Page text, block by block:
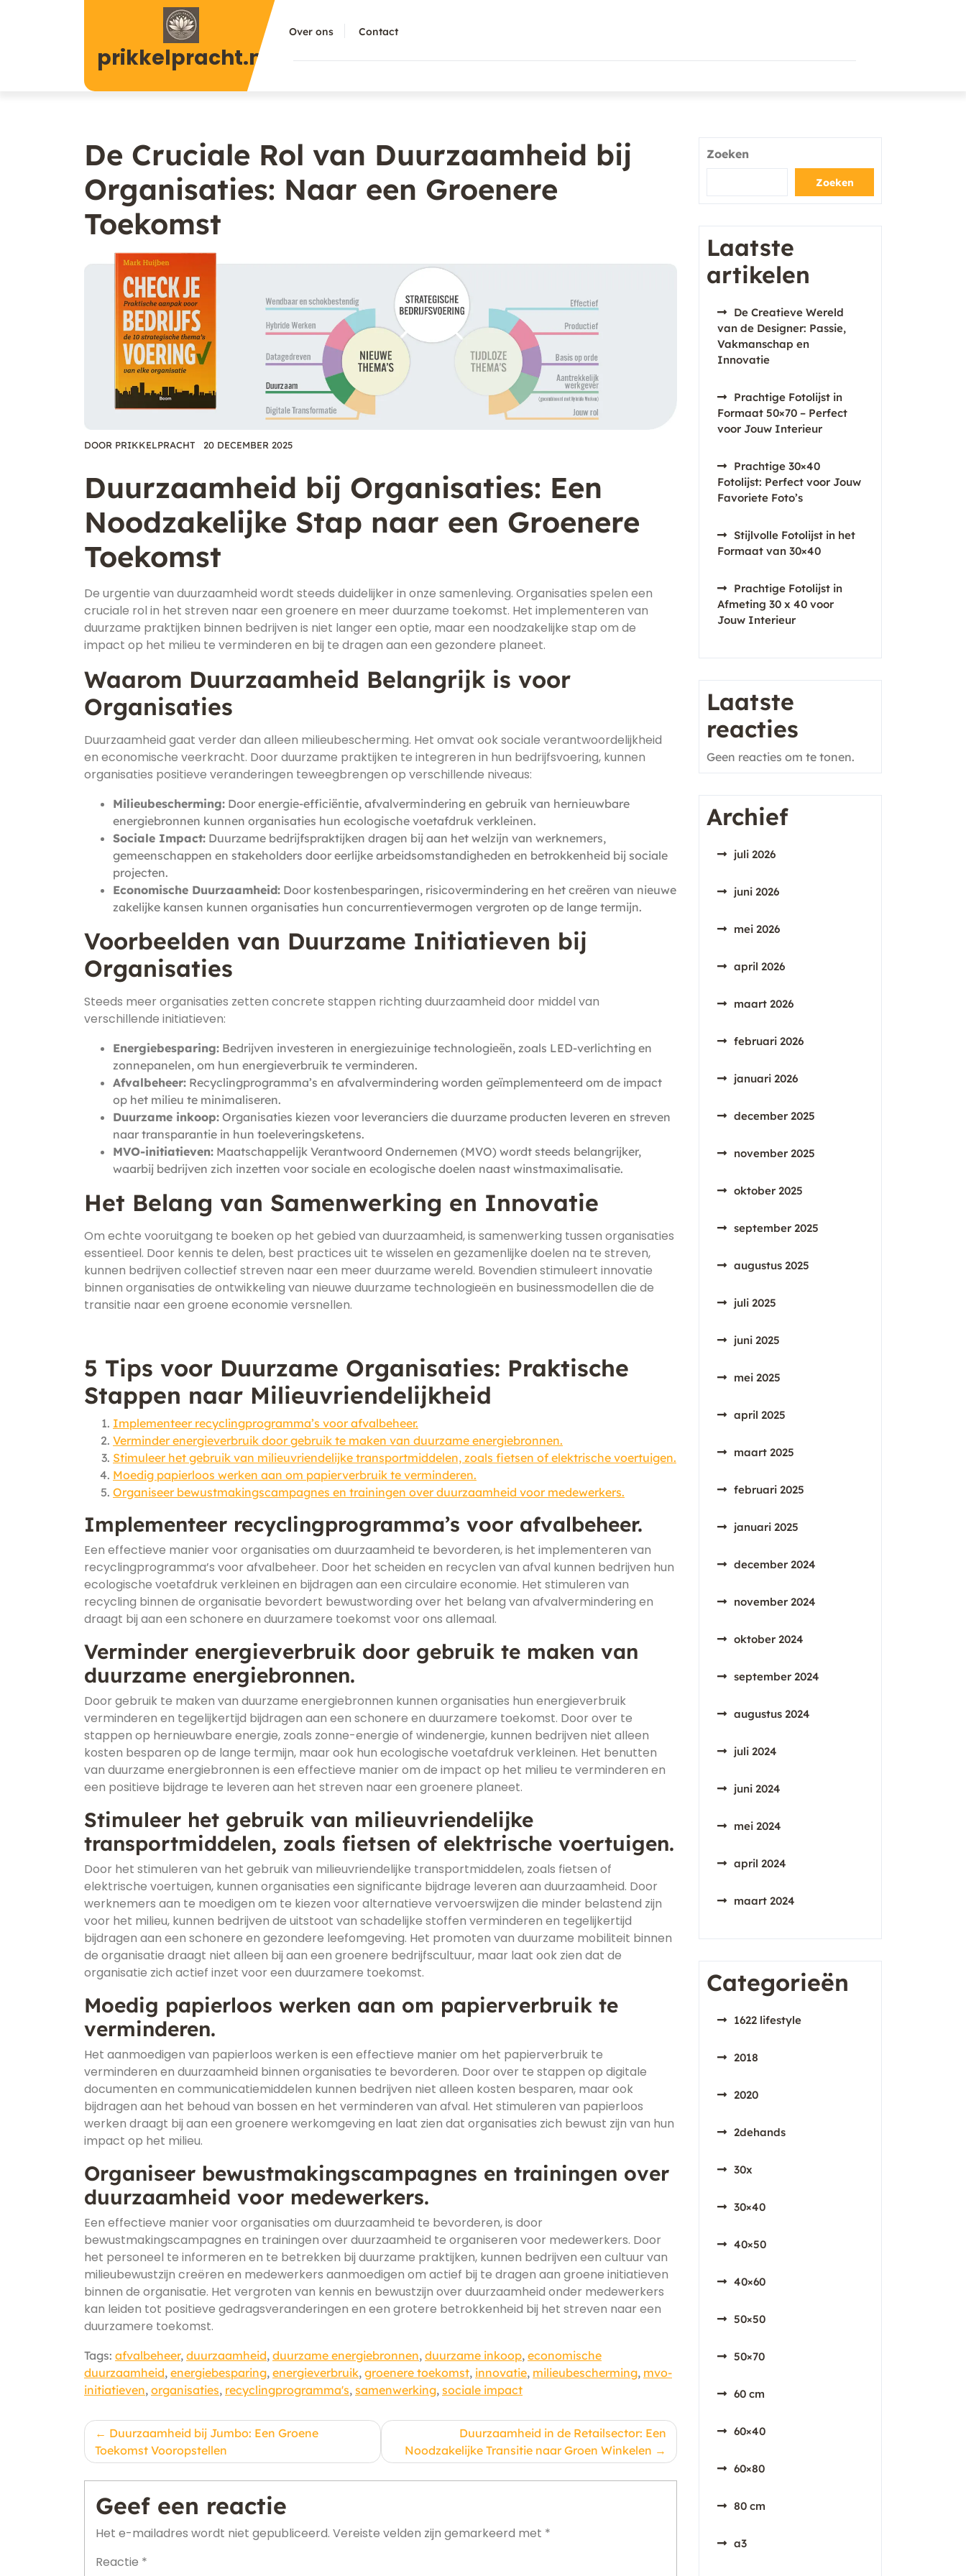
prikkelpracht.nl
Over ons Contact
De Cruciale Rol van Duurzaamheid bij
Organisaties: Naar een Groenere
Toekomst
DOOR PRIKKELPRACHT 20 DECEMBER 2025
Duurzaamheid bij Organisaties: Een
Noodzakelijke Stap naar een Groenere
Toekomst
De urgentie van duurzaamheid wordt steeds duidelijker in onze samenleving. Organisaties spelen een
cruciale rol in het streven naar een groenere en meer duurzame toekomst. Het implementeren van
duurzame praktijken binnen bedrijven is niet langer een optie, maar een noodzakelijke stap om de
impact op het milieu te verminderen en bij te dragen aan een gezondere planeet.
Waarom Duurzaamheid Belangrijk is voor
Organisaties
Duurzaamheid gaat verder dan alleen milieubescherming. Het omvat ook sociale verantwoordelijkheid
en economische veerkracht. Door duurzame praktijken te integreren in hun bedrijfsvoering, kunnen
organisaties positieve veranderingen teweegbrengen op verschillende niveaus:
Milieubescherming: Door energie-efficiëntie, afvalvermindering en gebruik van hernieuwbare
energiebronnen kunnen organisaties hun ecologische voetafdruk verkleinen.
Sociale Impact: Duurzame bedrijfspraktijken dragen bij aan het welzijn van werknemers,
gemeenschappen en stakeholders door eerlijke arbeidsomstandigheden en betrokkenheid bij sociale
projecten.
Economische Duurzaamheid: Door kostenbesparingen, risicovermindering en het creëren van nieuwe
zakelijke kansen kunnen organisaties hun concurrentievermogen vergroten op de lange termijn.
Voorbeelden van Duurzame Initiatieven bij
Organisaties
Steeds meer organisaties zetten concrete stappen richting duurzaamheid door middel van
verschillende initiatieven:
Energiebesparing: Bedrijven investeren in energiezuinige technologieën, zoals LED-verlichting en
zonnepanelen, om hun energieverbruik te verminderen.
Afvalbeheer: Recyclingprogramma’s en afvalvermindering worden geïmplementeerd om de impact
op het milieu te minimaliseren.
Duurzame inkoop: Organisaties kiezen voor leveranciers die duurzame producten leveren en streven
naar transparantie in hun toeleveringsketens.
MVO-initiatieven: Maatschappelijk Verantwoord Ondernemen (MVO) wordt steeds belangrijker,
waarbij bedrijven zich inzetten voor sociale en ecologische doelen naast winstmaximalisatie.
Het Belang van Samenwerking en Innovatie
Om echte vooruitgang te boeken op het gebied van duurzaamheid, is samenwerking tussen organisaties
essentieel. Door kennis te delen, best practices uit te wisselen en gezamenlijke doelen na te streven,
kunnen bedrijven collectief streven naar een meer duurzame wereld. Bovendien stimuleert innovatie
binnen organisaties de ontwikkeling van nieuwe duurzame technologieën en businessmodellen die de
transitie naar een groene economie versnellen.
5 Tips voor Duurzame Organisaties: Praktische
Stappen naar Milieuvriendelijkheid
Implementeer recyclingprogramma’s voor afvalbeheer.
Verminder energieverbruik door gebruik te maken van duurzame energiebronnen.
Stimuleer het gebruik van milieuvriendelijke transportmiddelen, zoals fietsen of elektrische voertuigen.
Moedig papierloos werken aan om papierverbruik te verminderen.
Organiseer bewustmakingscampagnes en trainingen over duurzaamheid voor medewerkers.
Implementeer recyclingprogramma’s voor afvalbeheer.
Een effectieve manier voor organisaties om duurzaamheid te bevorderen, is het implementeren van
recyclingprogramma’s voor afvalbeheer. Door het scheiden en recyclen van afval kunnen bedrijven hun
ecologische voetafdruk verkleinen en bijdragen aan een circulaire economie. Het stimuleren van
recycling binnen de organisatie bevordert bewustwording over het belang van afvalvermindering en
draagt bij aan een schonere en duurzamere toekomst voor ons allemaal.
Verminder energieverbruik door gebruik te maken van
duurzame energiebronnen.
Door gebruik te maken van duurzame energiebronnen kunnen organisaties hun energieverbruik
verminderen en tegelijkertijd bijdragen aan een schonere en duurzamere toekomst. Door over te
stappen op hernieuwbare energie, zoals zonne-energie of windenergie, kunnen bedrijven niet alleen
kosten besparen op de lange termijn, maar ook hun ecologische voetafdruk verkleinen. Het benutten
van duurzame energiebronnen is een effectieve manier om de impact op het milieu te verminderen en
een positieve bijdrage te leveren aan het streven naar een groenere planeet.
Stimuleer het gebruik van milieuvriendelijke
transportmiddelen, zoals fietsen of elektrische voertuigen.
Door het stimuleren van het gebruik van milieuvriendelijke transportmiddelen, zoals fietsen of
elektrische voertuigen, kunnen organisaties een significante bijdrage leveren aan duurzaamheid. Door
werknemers aan te moedigen om te kiezen voor alternatieve vervoerswijzen die minder belastend zijn
voor het milieu, kunnen bedrijven de uitstoot van schadelijke stoffen verminderen en tegelijkertijd
bijdragen aan een schonere en gezondere leefomgeving. Het promoten van duurzame mobiliteit binnen
de organisatie draagt niet alleen bij aan een groenere bedrijfscultuur, maar laat ook zien dat de
organisatie zich actief inzet voor een duurzamere toekomst.
Moedig papierloos werken aan om papierverbruik te
verminderen.
Het aanmoedigen van papierloos werken is een effectieve manier om het papierverbruik te
verminderen en duurzaamheid binnen organisaties te bevorderen. Door over te stappen op digitale
documenten en communicatiemiddelen kunnen bedrijven niet alleen kosten besparen, maar ook
bijdragen aan het behoud van bossen en het verminderen van afval. Het stimuleren van papierloos
werken draagt bij aan een groenere werkomgeving en laat zien dat organisaties zich bewust zijn van hun
impact op het milieu.
Organiseer bewustmakingscampagnes en trainingen over
duurzaamheid voor medewerkers.
Een effectieve manier voor organisaties om duurzaamheid te bevorderen, is door
bewustmakingscampagnes en trainingen over duurzaamheid te organiseren voor medewerkers. Door
het personeel te informeren en te betrekken bij duurzame praktijken, kunnen bedrijven een cultuur van
milieubewustzijn creëren en medewerkers aanmoedigen om actief bij te dragen aan groene initiatieven
binnen de organisatie. Het vergroten van kennis en bewustzijn over duurzaamheid onder medewerkers
kan leiden tot positieve gedragsveranderingen en een grotere betrokkenheid bij het streven naar een
duurzamere toekomst.
Tags: afvalbeheer, duurzaamheid, duurzame energiebronnen, duurzame inkoop, economische
duurzaamheid, energiebesparing, energieverbruik, groenere toekomst, innovatie, milieubescherming, mvo-
initiatieven, organisaties, recyclingprogramma's, samenwerking, sociale impact
Berichtnavigatie
Duurzaamheid bij Jumbo: Een Groene
Toekomst Vooropstellen
Duurzaamheid in de Retailsector: Een
Noodzakelijke Transitie naar Groen Winkelen
Geef een reactie
Het e-mailadres wordt niet gepubliceerd. Vereiste velden zijn gemarkeerd met *
Reactie *
Zoeken
Zoeken
Laatste
artikelen
De Creatieve Wereld
van de Designer: Passie,
Vakmanschap en
Innovatie
Prachtige Fotolijst in
Formaat 50×70 – Perfect
voor Jouw Interieur
Prachtige 30×40
Fotolijst: Perfect voor Jouw
Favoriete Foto’s
Stijlvolle Fotolijst in het
Formaat van 30×40
Prachtige Fotolijst in
Afmeting 30 x 40 voor
Jouw Interieur
Laatste
reacties
Geen reacties om te tonen.
Archief
juli 2026
juni 2026
mei 2026
april 2026
maart 2026
februari 2026
januari 2026
december 2025
november 2025
oktober 2025
september 2025
augustus 2025
juli 2025
juni 2025
mei 2025
april 2025
maart 2025
februari 2025
januari 2025
december 2024
november 2024
oktober 2024
september 2024
augustus 2024
juli 2024
juni 2024
mei 2024
april 2024
maart 2024
Categorieën
1622 lifestyle
2018
2020
2dehands
30x
30×40
40×50
40×60
50×50
50×70
60 cm
60×40
60×80
80 cm
a3